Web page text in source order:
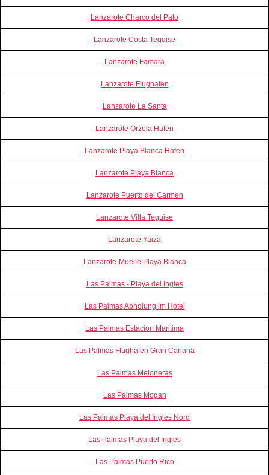
Lanzarote Charco del Palo
Lanzarote Costa Teguise
Lanzarote Famara
Lanzarote Flughafen
Lanzarote La Santa
Lanzarote Orzola Hafen
Lanzarote Playa Blanca Hafen
Lanzarote Playa Blanca
Lanzarote Puerto del Carmen
Lanzarote Villa Teguise
Lanzarote Yaiza
Lanzarote-Muelle Playa Blanca
Las Palmas - Playa del Ingles
Las Palmas Abholung im Hotel
Las Palmas Estacion Maritima
Las Palmas Flughafen Gran Canaria
Las Palmas Meloneras
Las Palmas Mogan
Las Palmas Playa del Ingles Nord
Las Palmas Playa del Ingles
Las Palmas Puerto Rico